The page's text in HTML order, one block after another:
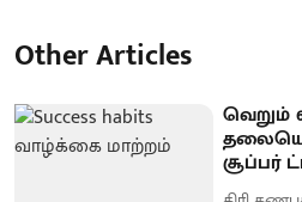
Other Articles
வெறும்
சூப்பர்